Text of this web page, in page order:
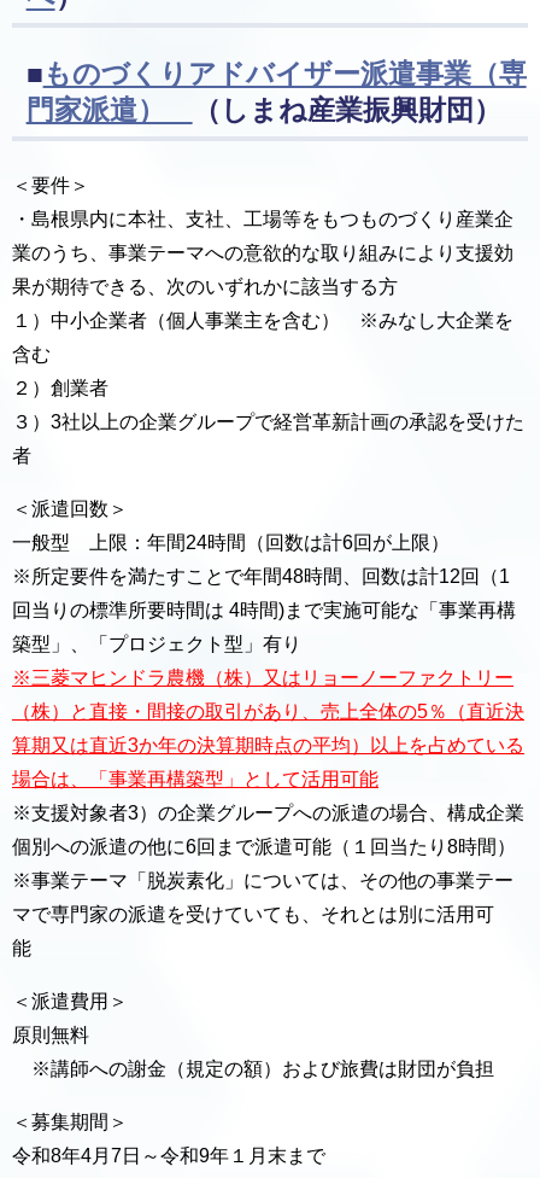
■ものづくりアドバイザー派遣事業（専
門家派遣）
（しまね産業振興財団）
＜要件＞
・島根県内に本社、支社、工場等をもつものづくり産業企
業のうち、事業テーマへの意欲的な取り組みにより支援効
果が期待できる、次のいずれかに該当する方
１）中小企業者（個人事業主を含む） ※みなし大企業を
含む
２）創業者
３）3社以上の企業グループで経営革新計画の承認を受けた
者
＜派遣回数＞
一般型 上限：年間24時間（回数は計6回が上限）
※所定要件を満たすことで年間48時間、回数は計12回（1
回当りの標準所要時間は 4時間)まで実施可能な「事業再構
築型」、「プロジェクト型」有り
※三菱マヒンドラ農機（株）又はリョーノーファクトリー
（株）と直接・間接の取引があり、売上全体の5％（直近決
算期又は直近3か年の決算期時点の平均）以上を占めている
場合は、「事業再構築型」として活用可能
※支援対象者3）の企業グループへの派遣の場合、構成企業
個別への派遣の他に6回まで派遣可能（１回当たり8時間）
※事業テーマ「脱炭素化」については、その他の事業テー
マで専門家の派遣を受けていても、それとは別に活用可
能
＜派遣費用＞
原則無料
※講師への謝金（規定の額）および旅費は財団が負担
＜募集期間＞
令和8年4月7日～令和9年１月末まで